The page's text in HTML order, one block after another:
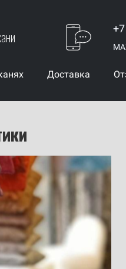
Доставка